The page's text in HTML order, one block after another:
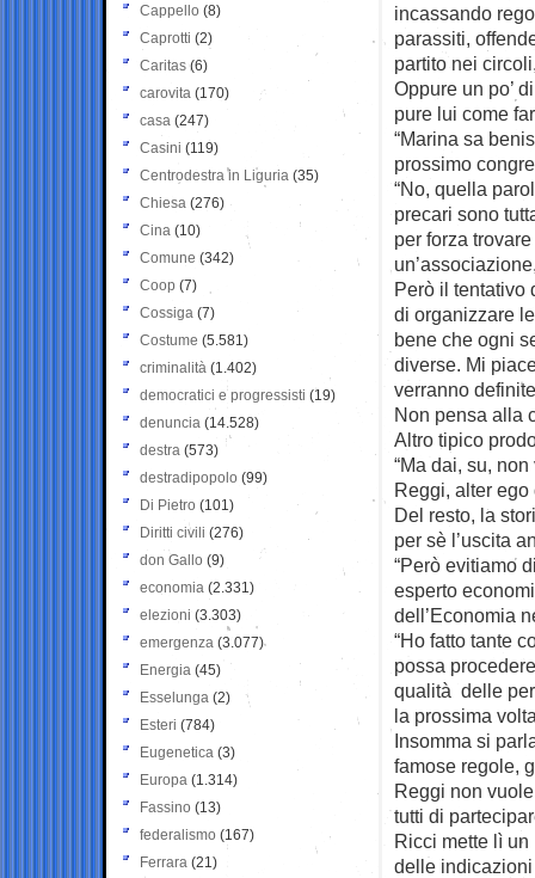
incassando
parassiti,
partito nei
Oppure un po’
pure lui come
“Marina sa
prossimo
“No, quella
precari sono
per forza
Però il tentativo
di organizzare
bene che ogni
diverse. Mi
verranno
Non pensa alla
Altro tipico
“Ma dai, su,
Reggi, alter ego
Del resto, la
per sè l’uscita
“Però evitiamo
esperto
dell’Economia
“Ho fatto tante
possa
qualità delle
la prossima
Insomma si
famose regole,
Reggi non
tutti di
Ricci mette lì
delle
Cappello (8)
Caprotti (2)
Caritas (6)
carovita (170)
casa (247)
Casini (119)
Centrodestra in Liguria (35)
Chiesa (276)
Cina (10)
Comune (342)
Coop (7)
Cossiga (7)
Costume (5.581)
criminalità (1.402)
democratici e progressisti (19)
denuncia (14.528)
destra (573)
destradipopolo (99)
Di Pietro (101)
Diritti civili (276)
don Gallo (9)
economia (2.331)
elezioni (3.303)
emergenza (3.077)
Energia (45)
Esselunga (2)
Esteri (784)
Eugenetica (3)
Europa (1.314)
Fassino (13)
federalismo (167)
Ferrara (21)